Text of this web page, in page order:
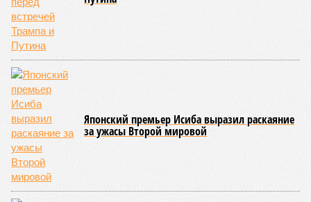
2025–2026 годах, похоже, не изменили ситуацию.
последние месяцы в личном общении нам перестали
называть даже ориентировочные сроки»
расстроенные дольщики.
Казалось бы, формально ответственность по
достраиванию объекта распределена. Seven Suns
Development – банкрот, часть его структур признана
несостоятельной ещё в 2024 году, бенефициар компании
находится под следствием по ст. 200.3 УК РФ. Достройку
проблемных объектов группы – «Станции Л», «Сказочного
леса» и «В стремлении к свету», согласно информации на
сайтах Capital Group, осенью 2024 г. взяла на себя. Два из
трёх объектов уже сданы или близки к сдаче. Третий –